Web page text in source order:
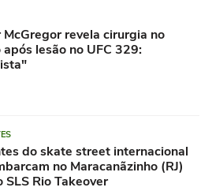
McGregor revela cirurgia no
após lesão no UFC 329:
do skate street internacional
no Maracanãzinho (RJ)
SLS Rio Takeover